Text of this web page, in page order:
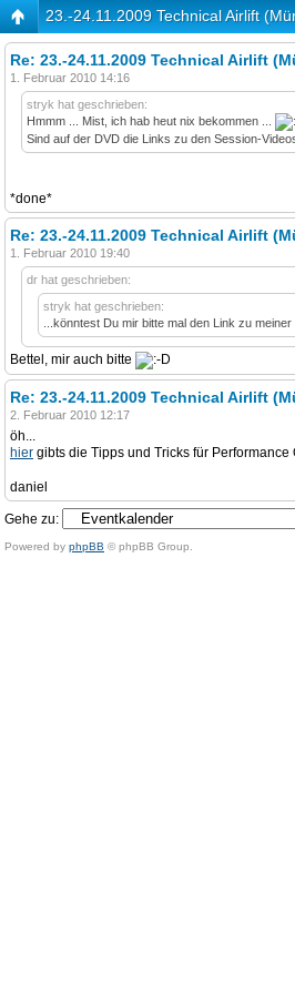
23.-24.11.2009 Technical Airlift
Re: 23.-24.11.2009 Technical Airlift
1. Februar 2010 14:16
stryk hat geschrieben:
Hmmm ... Mist, ich hab heut nix bekommen ...
Sind auf der DVD die Links zu den Session-
*done*
Re: 23.-24.11.2009 Technical Airlift
1. Februar 2010 19:40
dr hat geschrieben:
stryk hat geschrieben:
...könntest Du mir bitte mal den Link zu
Bettel, mir auch bitte
Re: 23.-24.11.2009 Technical Airlift
2. Februar 2010 12:17
öh...
hier gibts die Tipps und Tricks für
daniel
Gehe zu:
Powered by phpBB © phpBB Group.